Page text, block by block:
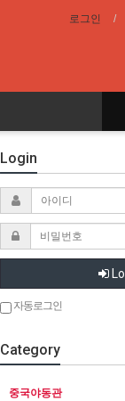
로그인
Login
자동로그인
Category
중국야동관